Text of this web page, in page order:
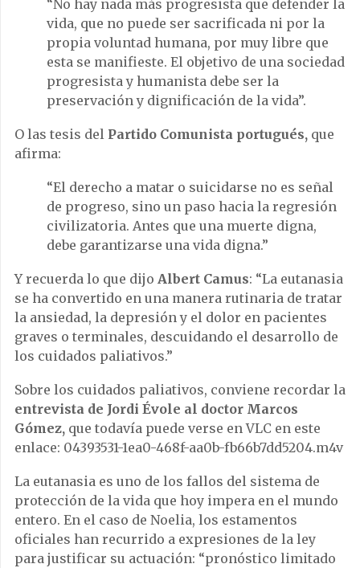
“No hay nada más progresista que defender la
vida, que no puede ser sacrificada ni por la
propia voluntad humana, por muy libre que
esta se manifieste. El objetivo de una sociedad
progresista y humanista debe ser la
preservación y dignificación de la vida”.
O las tesis del Partido Comunista portugués, que
afirma:
“El derecho a matar o suicidarse no es señal
de progreso, sino un paso hacia la regresión
civilizatoria. Antes que una muerte digna,
debe garantizarse una vida digna.”
Y recuerda lo que dijo Albert Camus: “La eutanasia
se ha convertido en una manera rutinaria de tratar
la ansiedad, la depresión y el dolor en pacientes
graves o terminales, descuidando el desarrollo de
los cuidados paliativos.”
Sobre los cuidados paliativos, conviene recordar la
entrevista de Jordi Évole al doctor Marcos
Gómez, que todavía puede verse en VLC en este
enlace: 04393531-1ea0-468f-aa0b-fb66b7dd5204.m4v
La eutanasia es uno de los fallos del sistema de
protección de la vida que hoy impera en el mundo
entero. En el caso de Noelia, los estamentos
oficiales han recurrido a expresiones de la ley
para justificar su actuación: “pronóstico limitado